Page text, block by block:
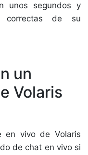
unos segundos y
correctas de su
un
Volaris
en vivo de Volaris
de chat en vivo si